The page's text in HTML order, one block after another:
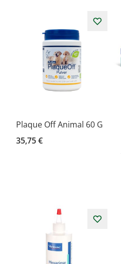
Plaque Off Animal 60 G
35,75 €